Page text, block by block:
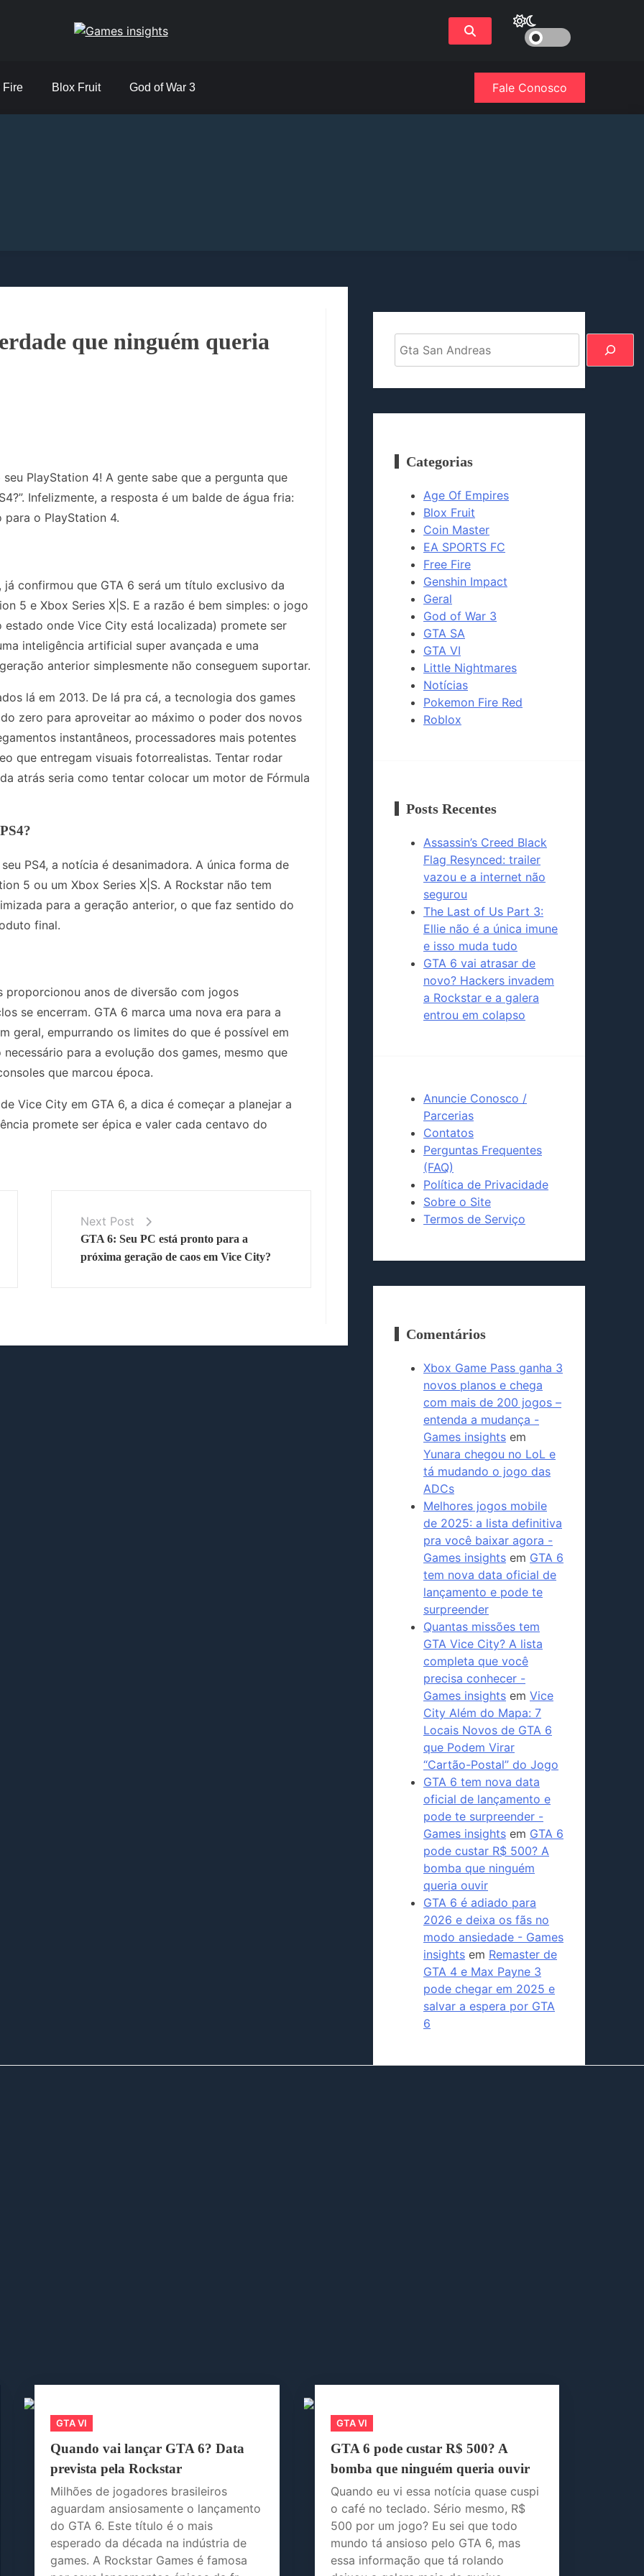
Fire Blox Fruit God of War 3 Fale Conosco
que ninguém queria
PlayStation 4! A gente sabe que a pergunta que
Infelizmente, a resposta é um balde de água fria:
para o PlayStation 4.
confirmou que GTA 6 será um título exclusivo da
5 e Xbox Series X|S. E a razão é bem simples: o jogo
onde Vice City está localizada) promete ser
inteligência artificial super avançada e uma
anterior simplesmente não conseguem suportar.
lá em 2013. De lá pra cá, a tecnologia dos games
zero para aproveitar ao máximo o poder dos novos
instantâneos, processadores mais potentes
que entregam visuais fotorrealistas. Tentar rodar
atrás seria como tentar colocar um motor de Fórmula
PS4, a notícia é desanimadora. A única forma de
5 ou um Xbox Series X|S. A Rockstar não tem
para a geração anterior, o que faz sentido do
final.
proporcionou anos de diversão com jogos
se encerram. GTA 6 marca uma nova era para a
geral, empurrando os limites do que é possível em
para a evolução dos games, mesmo que
que marcou época.
Vice City em GTA 6, a dica é começar a planejar a
promete ser épica e valer cada centavo do
Next Post
GTA 6: Seu PC está pronto para a
próxima geração de caos em Vice City?
Categorias
Age Of Empires
Blox Fruit
Coin Master
EA SPORTS FC
Free Fire
Genshin Impact
Geral
God of War 3
GTA SA
GTA VI
Little Nightmares
Notícias
Pokemon Fire Red
Roblox
Posts Recentes
Assassin’s Creed Black
Flag Resynced: trailer
vazou e a internet não
segurou
The Last of Us Part 3:
Ellie não é a única imune
e isso muda tudo
GTA 6 vai atrasar de
novo? Hackers invadem
a Rockstar e a galera
entrou em colapso
Anuncie Conosco /
Parcerias
Contatos
Perguntas Frequentes
(FAQ)
Política de Privacidade
Sobre o Site
Termos de Serviço
Comentários
Xbox Game Pass ganha 3
novos planos e chega
com mais de 200 jogos –
entenda a mudança -
Games insights em
Yunara chegou no LoL e
tá mudando o jogo das
ADCs
Melhores jogos mobile
de 2025: a lista definitiva
pra você baixar agora -
Games insights em GTA 6
tem nova data oficial de
lançamento e pode te
surpreender
Quantas missões tem
GTA Vice City? A lista
completa que você
precisa conhecer -
Games insights em Vice
City Além do Mapa: 7
Locais Novos de GTA 6
que Podem Virar
“Cartão-Postal” do Jogo
GTA 6 tem nova data
oficial de lançamento e
pode te surpreender -
Games insights em GTA 6
pode custar R$ 500? A
bomba que ninguém
queria ouvir
GTA 6 é adiado para
2026 e deixa os fãs no
modo ansiedade - Games
insights em Remaster de
GTA 4 e Max Payne 3
pode chegar em 2025 e
salvar a espera por GTA
6
GTA VI
Quando vai lançar GTA 6? Data
prevista pela Rockstar
Milhões de jogadores brasileiros
aguardam ansiosamente o lançamento
do GTA 6. Este título é o mais
esperado da década na indústria de
games. A Rockstar Games é famosa
GTA VI
GTA 6 pode custar R$ 500? A
bomba que ninguém queria ouvir
Quando eu vi essa notícia quase cuspi
o café no teclado. Sério mesmo, R$
500 por um jogo? Eu sei que todo
mundo tá ansioso pelo GTA 6, mas
essa informação que tá rolando